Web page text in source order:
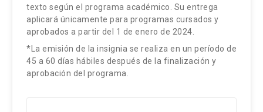
texto según el programa académico. Su entrega
aplicará únicamente para programas cursados y
aprobados a partir del 1 de enero de 2024.
*La emisión de la insignia se realiza en un período de
45 a 60 días hábiles después de la finalización y
aprobación del programa.